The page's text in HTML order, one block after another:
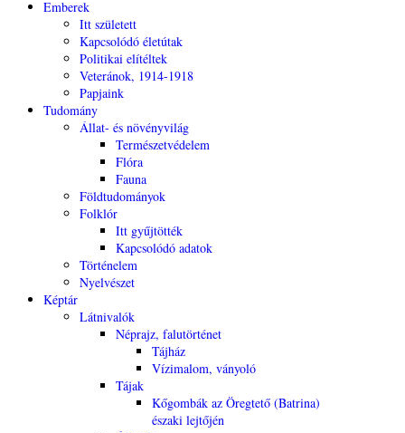
Emberek
Itt született
Kapcsolódó életútak
Politikai elítéltek
Veteránok, 1914-1918
Papjaink
Tudomány
Állat- és növényvilág
Természetvédelem
Flóra
Fauna
Földtudományok
Folklór
Itt gyűjtötték
Kapcsolódó adatok
Történelem
Nyelvészet
Képtár
Látnivalók
Néprajz, falutörténet
Tájház
Vízimalom, ványoló
Tájak
Kőgombák az Öregtető (Batrina)
északi lejtőjén